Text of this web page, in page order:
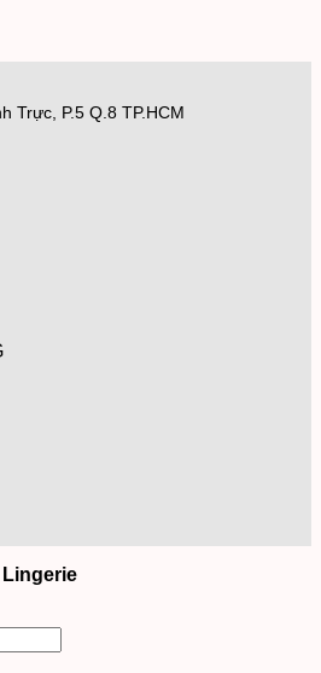
Trực, P.5 Q.8 TP.HCM
Lingerie